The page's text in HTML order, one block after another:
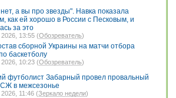
а вы про звезды". Навка показала
как ей хорошо в России с Песковым, и
за это
2026, 13:55 (Обозреватель)
сборной Украины на матчи отбора
баскетболу
2026, 10:23 (Обозреватель)
футболист Забарный провел провальный
в межсезонье
11:46 (Зеркало недели)